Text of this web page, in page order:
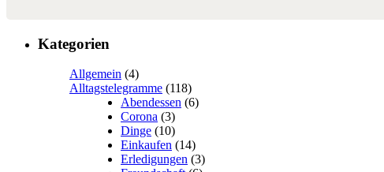
Kategorien
Allgemein (4)
Alltagstelegramme (118)
Abendessen (6)
Corona (3)
Dinge (10)
Einkaufen (14)
Erledigungen (3)